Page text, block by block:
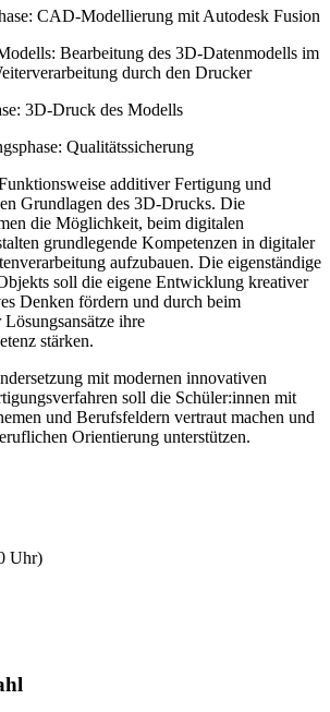
CAD-Modellierung mit Autodesk Fusion
Bearbeitung des 3D-Datenmodells im
durch den Drucker
3D-Druck des Modells
Qualitätssicherung
additiver Fertigung und
Grundlagen des 3D-Drucks. Die
die Möglichkeit, beim digitalen
grundlegende Kompetenzen in digitaler
aufzubauen. Die eigenständige
soll die eigene Entwicklung kreativer
Denken fördern und durch beim
ihre
stärken.
mit modernen innovativen
soll die Schüler:innen mit
und Berufsfeldern vertraut machen und
Orientierung unterstützen.
Uhr)